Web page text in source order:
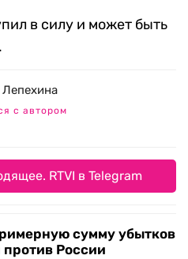
в силу и может быть
Лепехина
с автором
RTVI в Telegram
сумму убытков
России